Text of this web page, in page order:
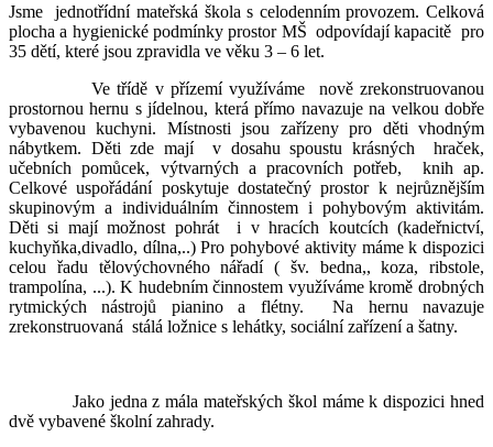
Jsme jednotřídní mateřská škola s celodenním provozem. Celková
plocha a hygienické podmínky prostor MŠ odpovídají kapacitě pro
35 dětí, které jsou zpravidla ve věku 3 – 6 let.
Ve třídě v přízemí využíváme nově zrekonstruovanou
prostornou hernu s jídelnou, která přímo navazuje na velkou dobře
vybavenou kuchyni. Místnosti jsou zařízeny pro děti vhodným
nábytkem. Děti zde mají v dosahu spoustu krásných hraček,
učebních pomůcek, výtvarných a pracovních potřeb, knih ap.
Celkové uspořádání poskytuje dostatečný prostor k nejrůznějším
skupinovým a individuálním činnostem i pohybovým aktivitám.
Děti si mají možnost pohrát i v hracích koutcích (kadeřnictví,
kuchyňka,divadlo, dílna,..) Pro pohybové aktivity máme k dispozici
celou řadu tělovýchovného nářadí ( šv. bedna,, koza, ribstole,
trampolína, ...). K hudebním činnostem využíváme kromě drobných
rytmických nástrojů pianino a flétny. Na hernu navazuje
zrekonstruovaná stálá ložnice s lehátky, sociální zařízení a šatny.
Jako jedna z mála mateřských škol máme k dispozici hned
dvě vybavené školní zahrady.